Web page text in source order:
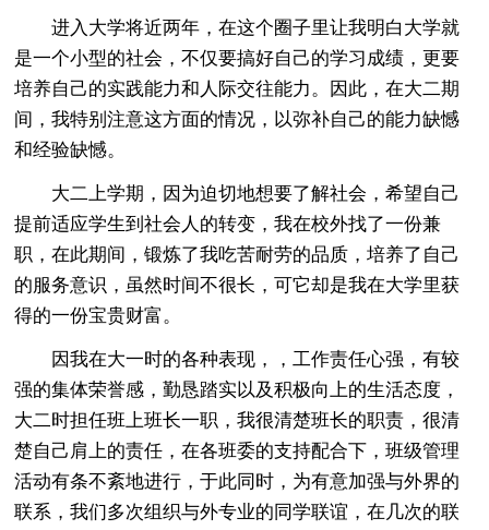
进入大学将近两年，在这个圈子里让我明白大学就
是一个小型的社会，不仅要搞好自己的学习成绩，更要
培养自己的实践能力和人际交往能力。因此，在大二期
间，我特别注意这方面的情况，以弥补自己的能力缺憾
和经验缺憾。
大二上学期，因为迫切地想要了解社会，希望自己
提前适应学生到社会人的转变，我在校外找了一份兼
职，在此期间，锻炼了我吃苦耐劳的品质，培养了自己
的服务意识，虽然时间不很长，可它却是我在大学里获
得的一份宝贵财富。
因我在大一时的各种表现，，工作责任心强，有较
强的集体荣誉感，勤恳踏实以及积极向上的生活态度，
大二时担任班上班长一职，我很清楚班长的职责，很清
楚自己肩上的责任，在各班委的支持配合下，班级管理
活动有条不紊地进行，于此同时，为有意加强与外界的
联系，我们多次组织与外专业的同学联谊，在几次的联